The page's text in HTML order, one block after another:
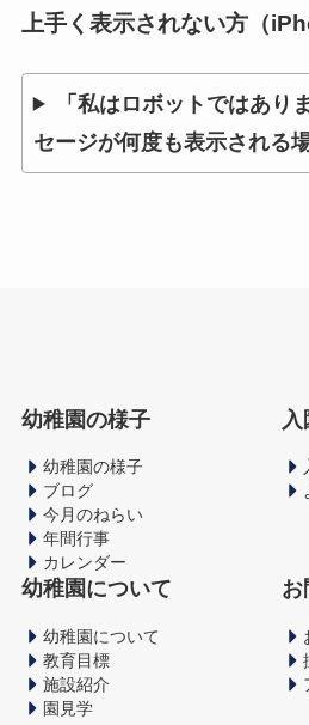
上手く表示されない方（
「私はロボットではあり
セージが何度も表示される
幼稚園の様子
幼稚園の様子
ブログ
今月のねらい
年間行事
カレンダー
幼稚園について
幼稚園について
教育目標
施設紹介
園見学
お